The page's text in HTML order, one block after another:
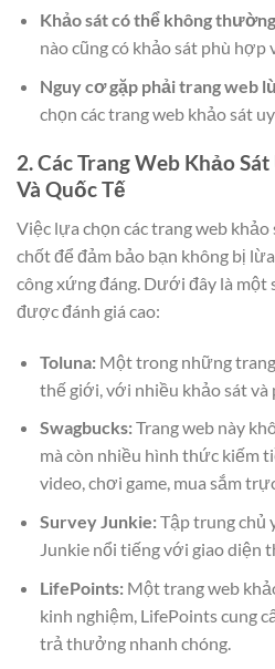
Khảo sát có thể không
nào cũng có khảo sát phù hợp
Nguy cơ gặp phải trang web
chọn các trang web khảo sát
2. Các Trang Web Khảo
Và Quốc Tế
Việc lựa chọn các trang web
chốt để đảm bảo bạn không bị
công xứng đáng. Dưới đây là một
được đánh giá cao:
Toluna:Một trong những
thế giới, với nhiều khảo sát và
Swagbucks:Trang web này
mà còn nhiều hình thức kiếm
video, chơi game, mua sắm
Survey Junkie:Tập trung chủ
Junkie nổi tiếng với giao diện
LifePoints:Một trang web
kinh nghiệm, LifePoints cung
trả thưởng nhanh chóng.